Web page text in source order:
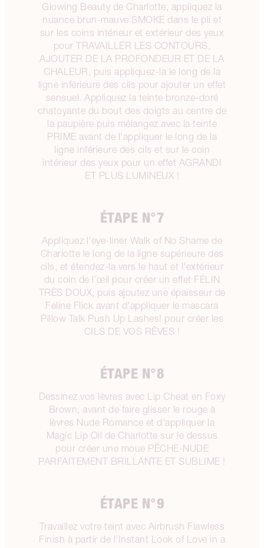
Glowing Beauty de Charlotte, appliquez la
nuance brun-mauve SMOKE dans le pli et
sur les coins intérieur et extérieur des yeux
pour TRAVAILLER LES CONTOURS,
AJOUTER DE LA PROFONDEUR ET DE LA
CHALEUR, puis appliquez-la le long de la
ligne inférieure des cils pour ajouter un effet
sensuel. Appliquez la teinte bronze-doré
chatoyante du bout des doigts au centre de
la paupière puis mélangez avec la teinte
PRIME avant de l'appliquer le long de la
ligne inférieure des cils et sur le coin
intérieur des yeux pour un effet AGRANDI
ET PLUS LUMINEUX !
ÉTAPE N°7
Appliquez l'eye-liner Walk of No Shame de
Charlotte le long de la ligne supérieure des
cils, et étendez-la vers le haut et l'extérieur
du coin de l’œil pour créer un effet FÉLIN
TRÈS DOUX, puis ajoutez une épaisseur de
Feline Flick avant d'appliquer le mascara
Pillow Talk Push Up Lashes! pour créer les
CILS DE VOS RÊVES !
ÉTAPE N°8
Dessinez vos lèvres avec Lip Cheat en Foxy
Brown, avant de faire glisser le rouge à
lèvres Nude Romance et d'appliquer la
Magic Lip Oil de Charlotte sur le dessus
pour créer une moue PÊCHE-NUDE
PARFAITEMENT BRILLANTE ET SUBLIME !
ÉTAPE N°9
Travaillez votre teint avec Airbrush Flawless
Finish à partir de l'Instant Look of Love in a